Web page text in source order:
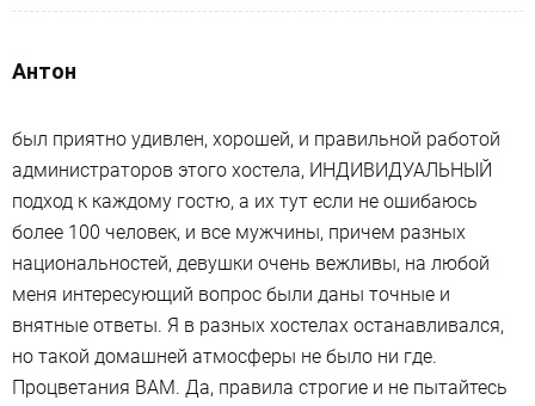
Антон
был приятно удивлен, хорошей, и правильной работой
администраторов этого хостела, ИНДИВИДУАЛЬНЫЙ
подход к каждому гостю, а их тут если не ошибаюсь
более 100 человек, и все мужчины, причем разных
национальностей, девушки очень вежливы, на любой
меня интересующий вопрос были даны точные и
внятные ответы. Я в разных хостелах останавливался,
но такой домашней атмосферы не было ни где.
Процветания ВАМ. Да, правила строгие и не пытайтесь